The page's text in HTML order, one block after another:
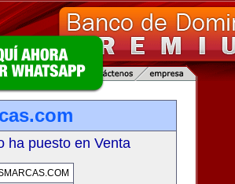
ha puesto en Venta